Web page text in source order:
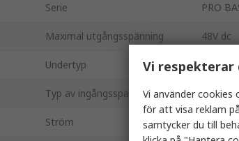
Serie PRO
Maximal utgångsspänning 48V dc
Undertyp
Typ av ingångsspänning AC/DC
Ström 480W
Vi
Vi använder cookies
för att visa reklam
samtycker du till